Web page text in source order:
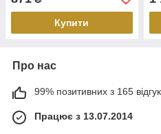
Купити
Про нас
99% позитивних з 165
Працює з 13.07.2014